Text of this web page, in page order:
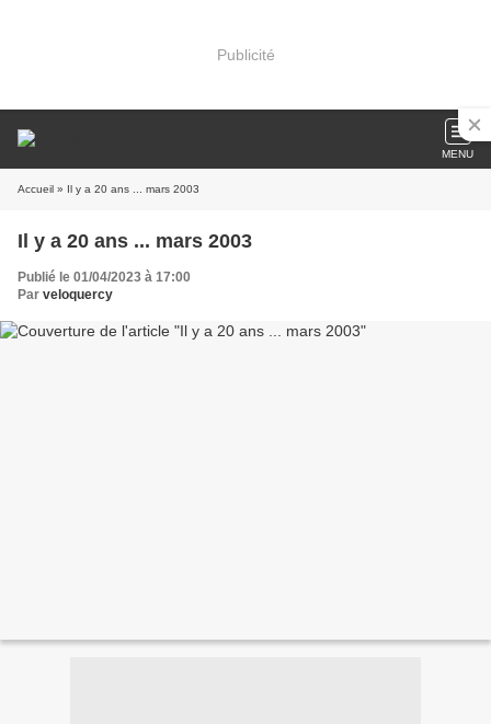
Publicité
MENU
Accueil » Il y a 20 ans ... mars 2003
Il y a 20 ans ... mars 2003
Publié le 01/04/2023 à 17:00
Par veloquercy